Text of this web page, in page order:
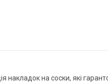
накладок на соски, які